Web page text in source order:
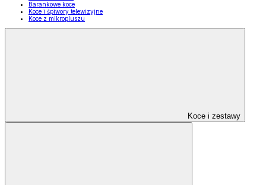
Barankowe koce
Koce i śpiwory telewizyjne
Koce z mikropluszu
Koce i zestawy